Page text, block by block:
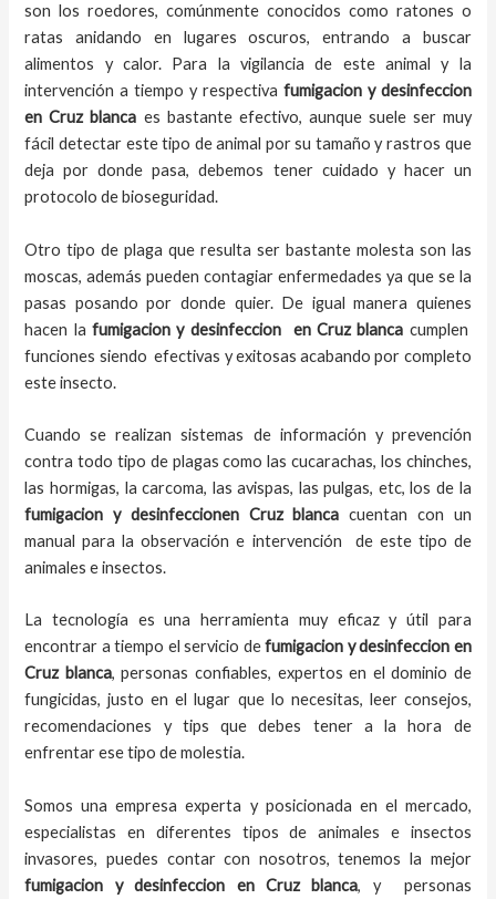
son los roedores, comúnmente conocidos como ratones o
ratas anidando en lugares oscuros, entrando a buscar
alimentos y calor. Para la vigilancia de este animal y la
intervención a tiempo y respectiva fumigacion y desinfeccion
enCruz blanca es bastante efectivo, aunque suele ser muy
fácil detectar este tipo de animal por su tamaño y rastros que
deja por donde pasa, debemos tener cuidado y hacer un
protocolo de bioseguridad.
Otro tipo de plaga que resulta ser bastante molesta son las
moscas, además pueden contagiar enfermedades ya que se la
pasas posando por donde quier. De igual manera quienes
hacen la fumigacion y desinfeccion en Cruz blanca cumplen
funciones siendo efectivas y exitosas acabando por completo
este insecto.
Cuando se realizan sistemas de información y prevención
contra todo tipo de plagas como las cucarachas, los chinches,
las hormigas, la carcoma, las avispas, las pulgas, etc, los de la
fumigacion y desinfeccionen Cruz blanca cuentan con un
manual para la observación e intervención de este tipo de
animales e insectos.
La tecnología es una herramienta muy eficaz y útil para
encontrar a tiempo el servicio defumigacion y desinfeccion en
Cruz blanca, personas confiables, expertos en el dominio de
fungicidas, justo en el lugar que lo necesitas, leer consejos,
recomendaciones y tips que debes tener a la hora de
enfrentar ese tipo de molestia.
Somos una empresa experta y posicionada en el mercado,
especialistas en diferentes tipos de animales e insectos
invasores, puedes contar con nosotros, tenemos la mejor
fumigacion y desinfeccion enCruz blanca, y personas